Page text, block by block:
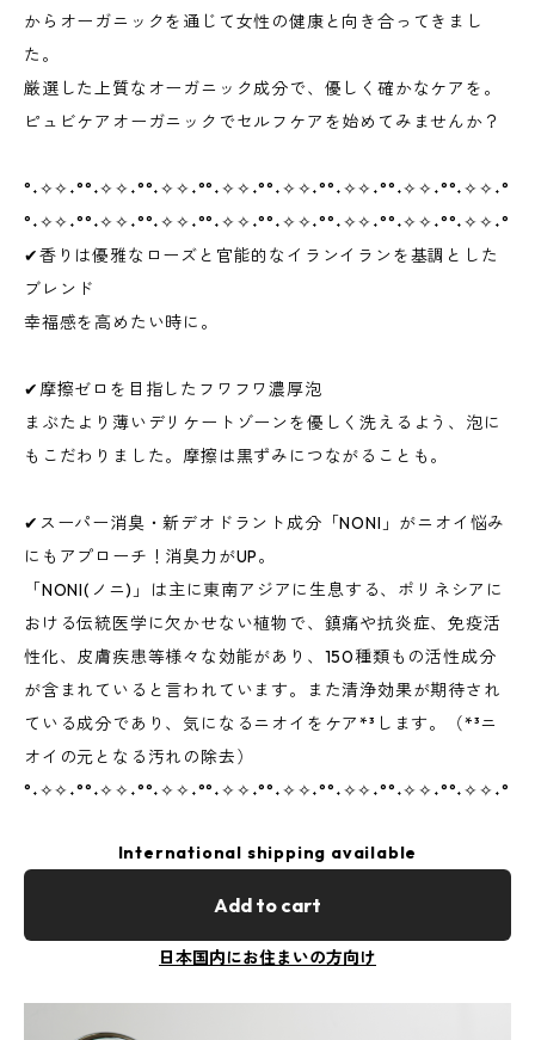
からオーガニックを通じて女性の健康と向き合ってきまし
た。
厳選した上質なオーガニック成分で、優しく確かなケアを。
ピュビケアオーガニックでセルフケアを始めてみませんか？
°˖✧✧˖°°˖✧✧˖°°˖✧✧˖°°˖✧✧˖°°˖✧✧˖°°˖✧✧˖°°˖✧✧˖°°˖✧✧˖°
°˖✧✧˖°°˖✧✧˖°°˖✧✧˖°°˖✧✧˖°°˖✧✧˖°°˖✧✧˖°°˖✧✧˖°°˖✧✧˖°
✔香りは優雅なローズと官能的なイランイランを基調とした
ブレンド
幸福感を高めたい時に。
✔摩擦ゼロを目指したフワフワ濃厚泡
まぶたより薄いデリケートゾーンを優しく洗えるよう、泡に
もこだわりました。摩擦は黒ずみにつながることも。
✔スーパー消臭・新デオドラント成分「NONI」がニオイ悩み
にもアプローチ！消臭力がUP。
「NONI(ノニ)」は主に東南アジアに生息する、ポリネシアに
おける伝統医学に欠かせない植物で、鎮痛や抗炎症、免疫活
性化、皮膚疾患等様々な効能があり、150種類もの活性成分
が含まれていると言われています。また清浄効果が期待され
ている成分であり、気になるニオイをケア*³します。（*³ニ
オイの元となる汚れの除去）
°˖✧✧˖°°˖✧✧˖°°˖✧✧˖°°˖✧✧˖°°˖✧✧˖°°˖✧✧˖°°˖✧✧˖°°˖✧✧˖°
International shipping available
Add to cart
日本国内にお住まいの方向け